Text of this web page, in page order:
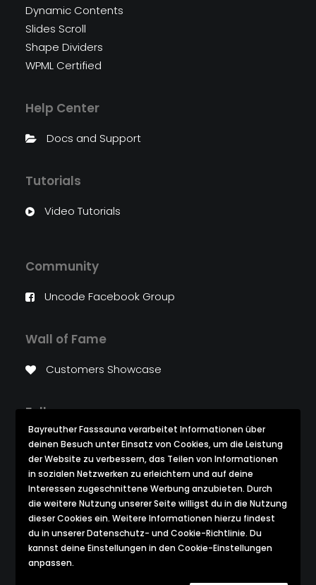
Dynamic Contents
Slides Scroll
Shape Dividers
WPML Certified
Help Center
Docs and Support
Tutorials
Video Tutorials
Community
Uncode Facebook Group
Wall of Fame
Customers Showcase
Follow
© 2026 Bayreuther Fasssauna. All rights reserved
Bayreuther Fasssauna verarbeitet Informationen über
deinen Besuch unter Einsatz von Cookies, um die Leistung
der Website zu verbessern, das Teilen von Informationen
in sozialen Netzwerken zu erleichtern und auf deine
Interessen zugeschnittene Werbung anzubieten. Durch
die weitere Nutzung unserer Seite willigst du in die Nutzung
dieser Cookies ein. Weitere Informationen hierzu findest
du in unserer Datenschutz- und Cookie-Richtlinie. Du
kannst deine Einstellungen in den Cookie-Einstellungen
anpassen.